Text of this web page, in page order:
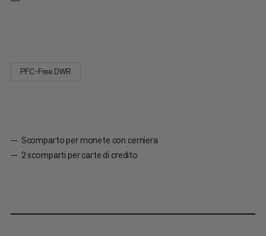
PFC-Free DWR
Scomparto per monete con cerniera
2 scomparti per carte di credito